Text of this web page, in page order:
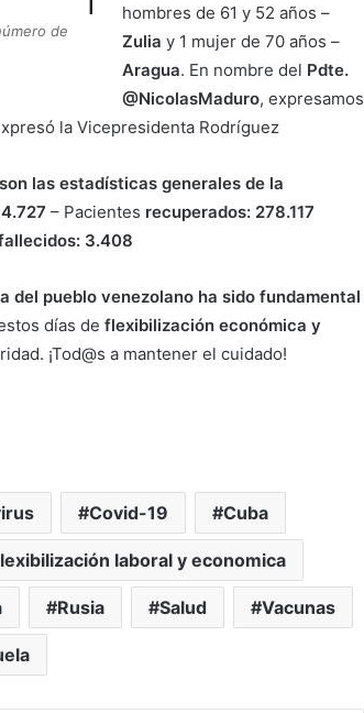
de
hombres de 61 y 52 años –
Zulia y 1 mujer de 70 años –
Aragua. En nombre del Pdte.
@NicolasMaduro, expresamos
la Vicepresidenta Rodríguez
las estadísticas generales de la
– Pacientes recuperados: 278.117
3.408
del pueblo venezolano ha sido fundamental
días deflexibilización económica y
¡Tod@s a mantener el cuidado!
Covid-19 Cuba
laboral y economica
Rusia Salud Vacunas